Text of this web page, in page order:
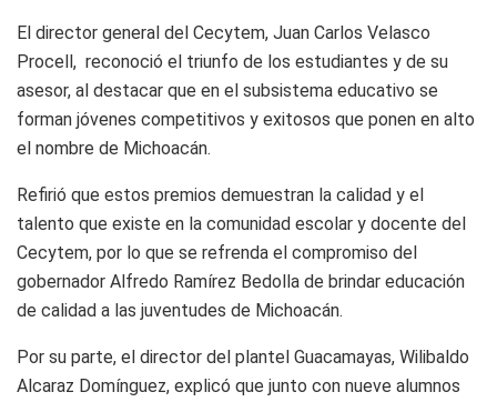
El director general del Cecytem, Juan Carlos Velasco
Procell, reconoció el triunfo de los estudiantes y de su
asesor, al destacar que en el subsistema educativo se
forman jóvenes competitivos y exitosos que ponen en alto
el nombre de Michoacán.
Refirió que estos premios demuestran la calidad y el
talento que existe en la comunidad escolar y docente del
Cecytem, por lo que se refrenda el compromiso del
gobernador Alfredo Ramírez Bedolla de brindar educación
de calidad a las juventudes de Michoacán.
Por su parte, el director del plantel Guacamayas, Wilibaldo
Alcaraz Domínguez, explicó que junto con nueve alumnos